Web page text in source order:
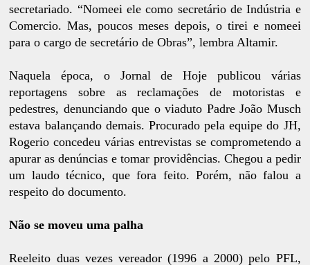
secretariado. “Nomeei ele como secretário de Indústria e
Comercio. Mas, poucos meses depois, o tirei e nomeei
para o cargo de secretário de Obras”, lembra Altamir.
Naquela época, o Jornal de Hoje publicou várias
reportagens sobre as reclamações de motoristas e
pedestres, denunciando que o viaduto Padre João Musch
estava balançando demais. Procurado pela equipe do JH,
Rogerio concedeu várias entrevistas se comprometendo a
apurar as denúncias e tomar providências. Chegou a pedir
um laudo técnico, que fora feito. Porém, não falou a
respeito do documento.
Não se moveu uma palha
Reeleito duas vezes vereador (1996 a 2000) pelo PFL,